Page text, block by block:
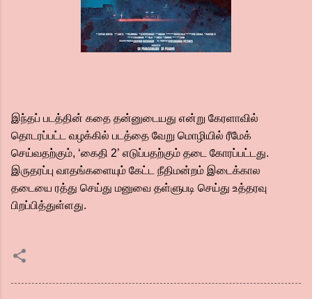
இந்தப் படத்தின் கதை தன்னுடையது என்று கேரளாவில்
தொடரப்பட்ட வழக்கில் படத்தை வேறு மொழியில் ரீமேக்
செய்வதற்கும், ‘கைதி 2’ எடுப்பதற்கும் தடை கோரப்பட்டது.
இருதரப்பு வாதங்களையும் கேட்ட நீதிமன்றம் இடைக்கால
தடையை ரத்து செய்து மனுவை தள்ளுபடி செய்து உத்தரவு
பிறப்பித்துள்ளது.